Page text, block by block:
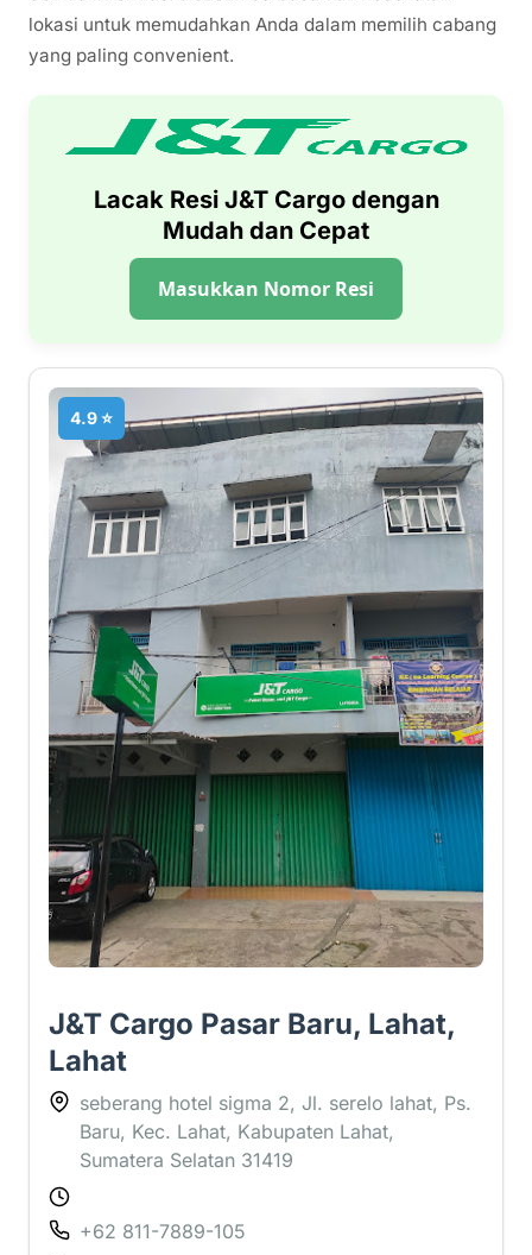
lokasi untuk memudahkan Anda dalam memilih cabang
yang paling convenient.
Lacak Resi J&T Cargo dengan
Mudah dan Cepat
Masukkan Nomor Resi
4.9 ⭐
J&T Cargo Pasar Baru, Lahat,
Lahat
seberang hotel sigma 2, Jl. serelo lahat, Ps.
Baru, Kec. Lahat, Kabupaten Lahat,
Sumatera Selatan 31419
+62 811-7889-105